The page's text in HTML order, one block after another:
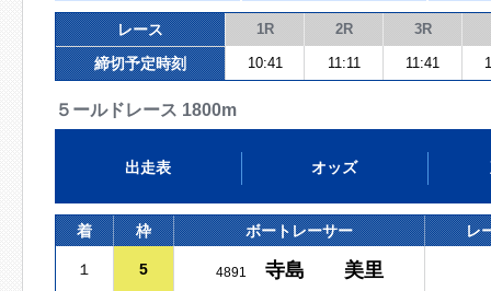
レース 1R 2R 3R
締切予定時刻 10:41 11:11 11:41
５ールドレース 1800m
出走表 オッズ
着 枠 ボートレーサー レ
１ 5 4891 寺島 美里